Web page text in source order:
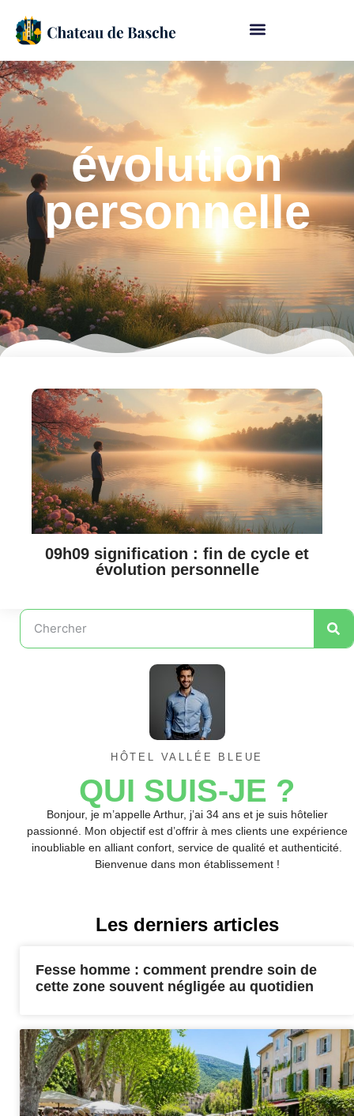
évolution
personnelle
09h09 signification : fin de cycle et
évolution personnelle
HÔTEL VALLÉE BLEUE
QUI SUIS-JE ?
Bonjour, je m’appelle Arthur, j’ai 34 ans et je suis hôtelier
passionné. Mon objectif est d’offrir à mes clients une expérience
inoubliable en alliant confort, service de qualité et authenticité.
Bienvenue dans mon établissement !
Les derniers articles
Fesse homme : comment prendre soin de
cette zone souvent négligée au quotidien